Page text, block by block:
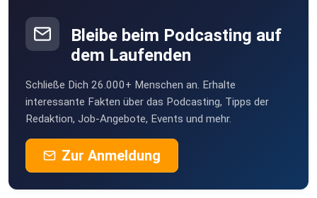
Bleibe beim Podcasting auf
dem Laufenden
Schließe Dich 26.000+ Menschen an. Erhalte
interessante Fakten über das Podcasting, Tipps der
Redaktion, Job-Angebote, Events und mehr.
Zur Anmeldung